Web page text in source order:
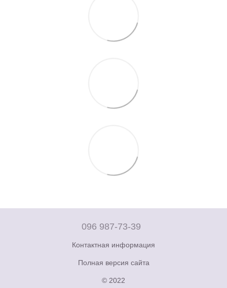
096 987-73-39
Контактная информация
Полная версия сайта
© 2022